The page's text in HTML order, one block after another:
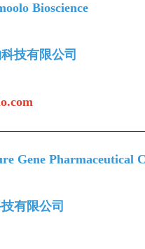
Bioscience
技有限公司
Gene Pharmaceutical
有限公司